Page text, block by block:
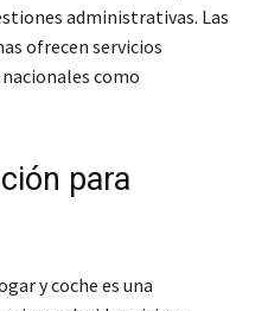
administrativas. Las
ofrecen servicios
como
para
y coche es una